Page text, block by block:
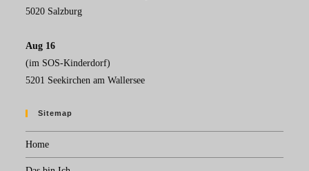
5020 Salzburg
Aug 16
(im SOS-Kinderdorf)
5201 Seekirchen am Wallersee
Sitemap
Home